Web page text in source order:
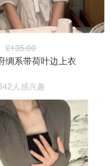
£135.00
棉府绸系带荷叶边上衣
人感兴趣